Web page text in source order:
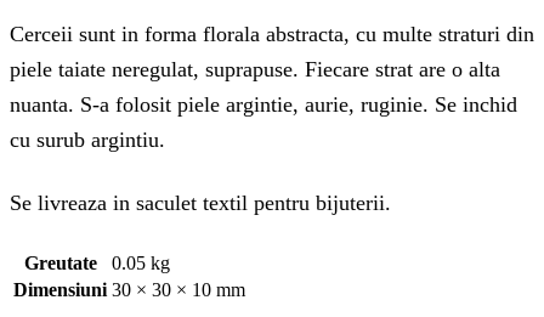
Cerceii sunt in forma florala abstracta, cu multe straturi din
piele taiate neregulat, suprapuse. Fiecare strat are o alta
nuanta. S-a folosit piele argintie, aurie, ruginie. Se inchid
cu surub argintiu.
Se livreaza in saculet textil pentru bijuterii.
Greutate
0.05 kg
Dimensiuni 30 × 30 × 10 mm